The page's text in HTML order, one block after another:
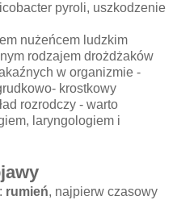
pyroli, uszkodzenie
nużeńcem ludzkim
rodzajem drożdżaków
w organizmie -
krostkowy
rozrodczy - warto
laryngologiem i
rumień, najpierw czasowy